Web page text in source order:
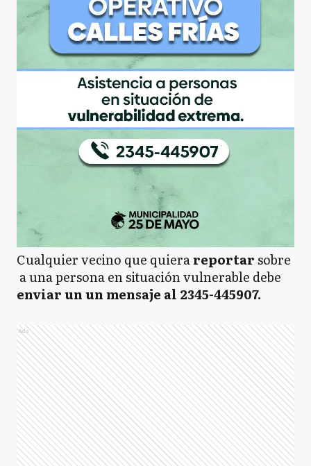
Cualquier vecino que quierareportarsobre
a una persona en situación vulnerable debe
enviar un un mensaje al 2345-445907.
Ads